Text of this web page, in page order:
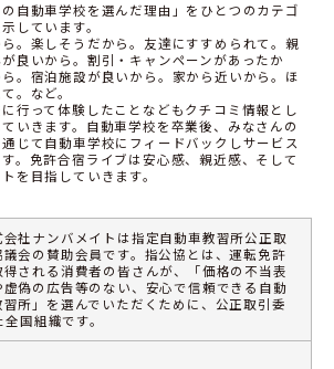
自動車学校を選んだ理由」をひとつのカテゴ
しています。
。楽しそうだから。友達にすすめられて。親
良いから。割引・キャンペーンがあったか
。宿泊施設が良いから。家から近いから。ほ
。など。
行って体験したことなどもクチコミ情報とし
いきます。自動車学校を卒業後、みなさんの
じて自動車学校にフィードバックしサービス
。免許合宿ライブは安心感、親近感、そして
を目指していきます。
会社ナンバメイトは指定自動車教習所公正取
議会の賛助会員です。指公協とは、運転免許
得される消費者の皆さんが、「価格の不当表
虚偽の広告等のない、安心で信頼できる自動
習所」を選んでいただくために、公正取引委
国組織です。